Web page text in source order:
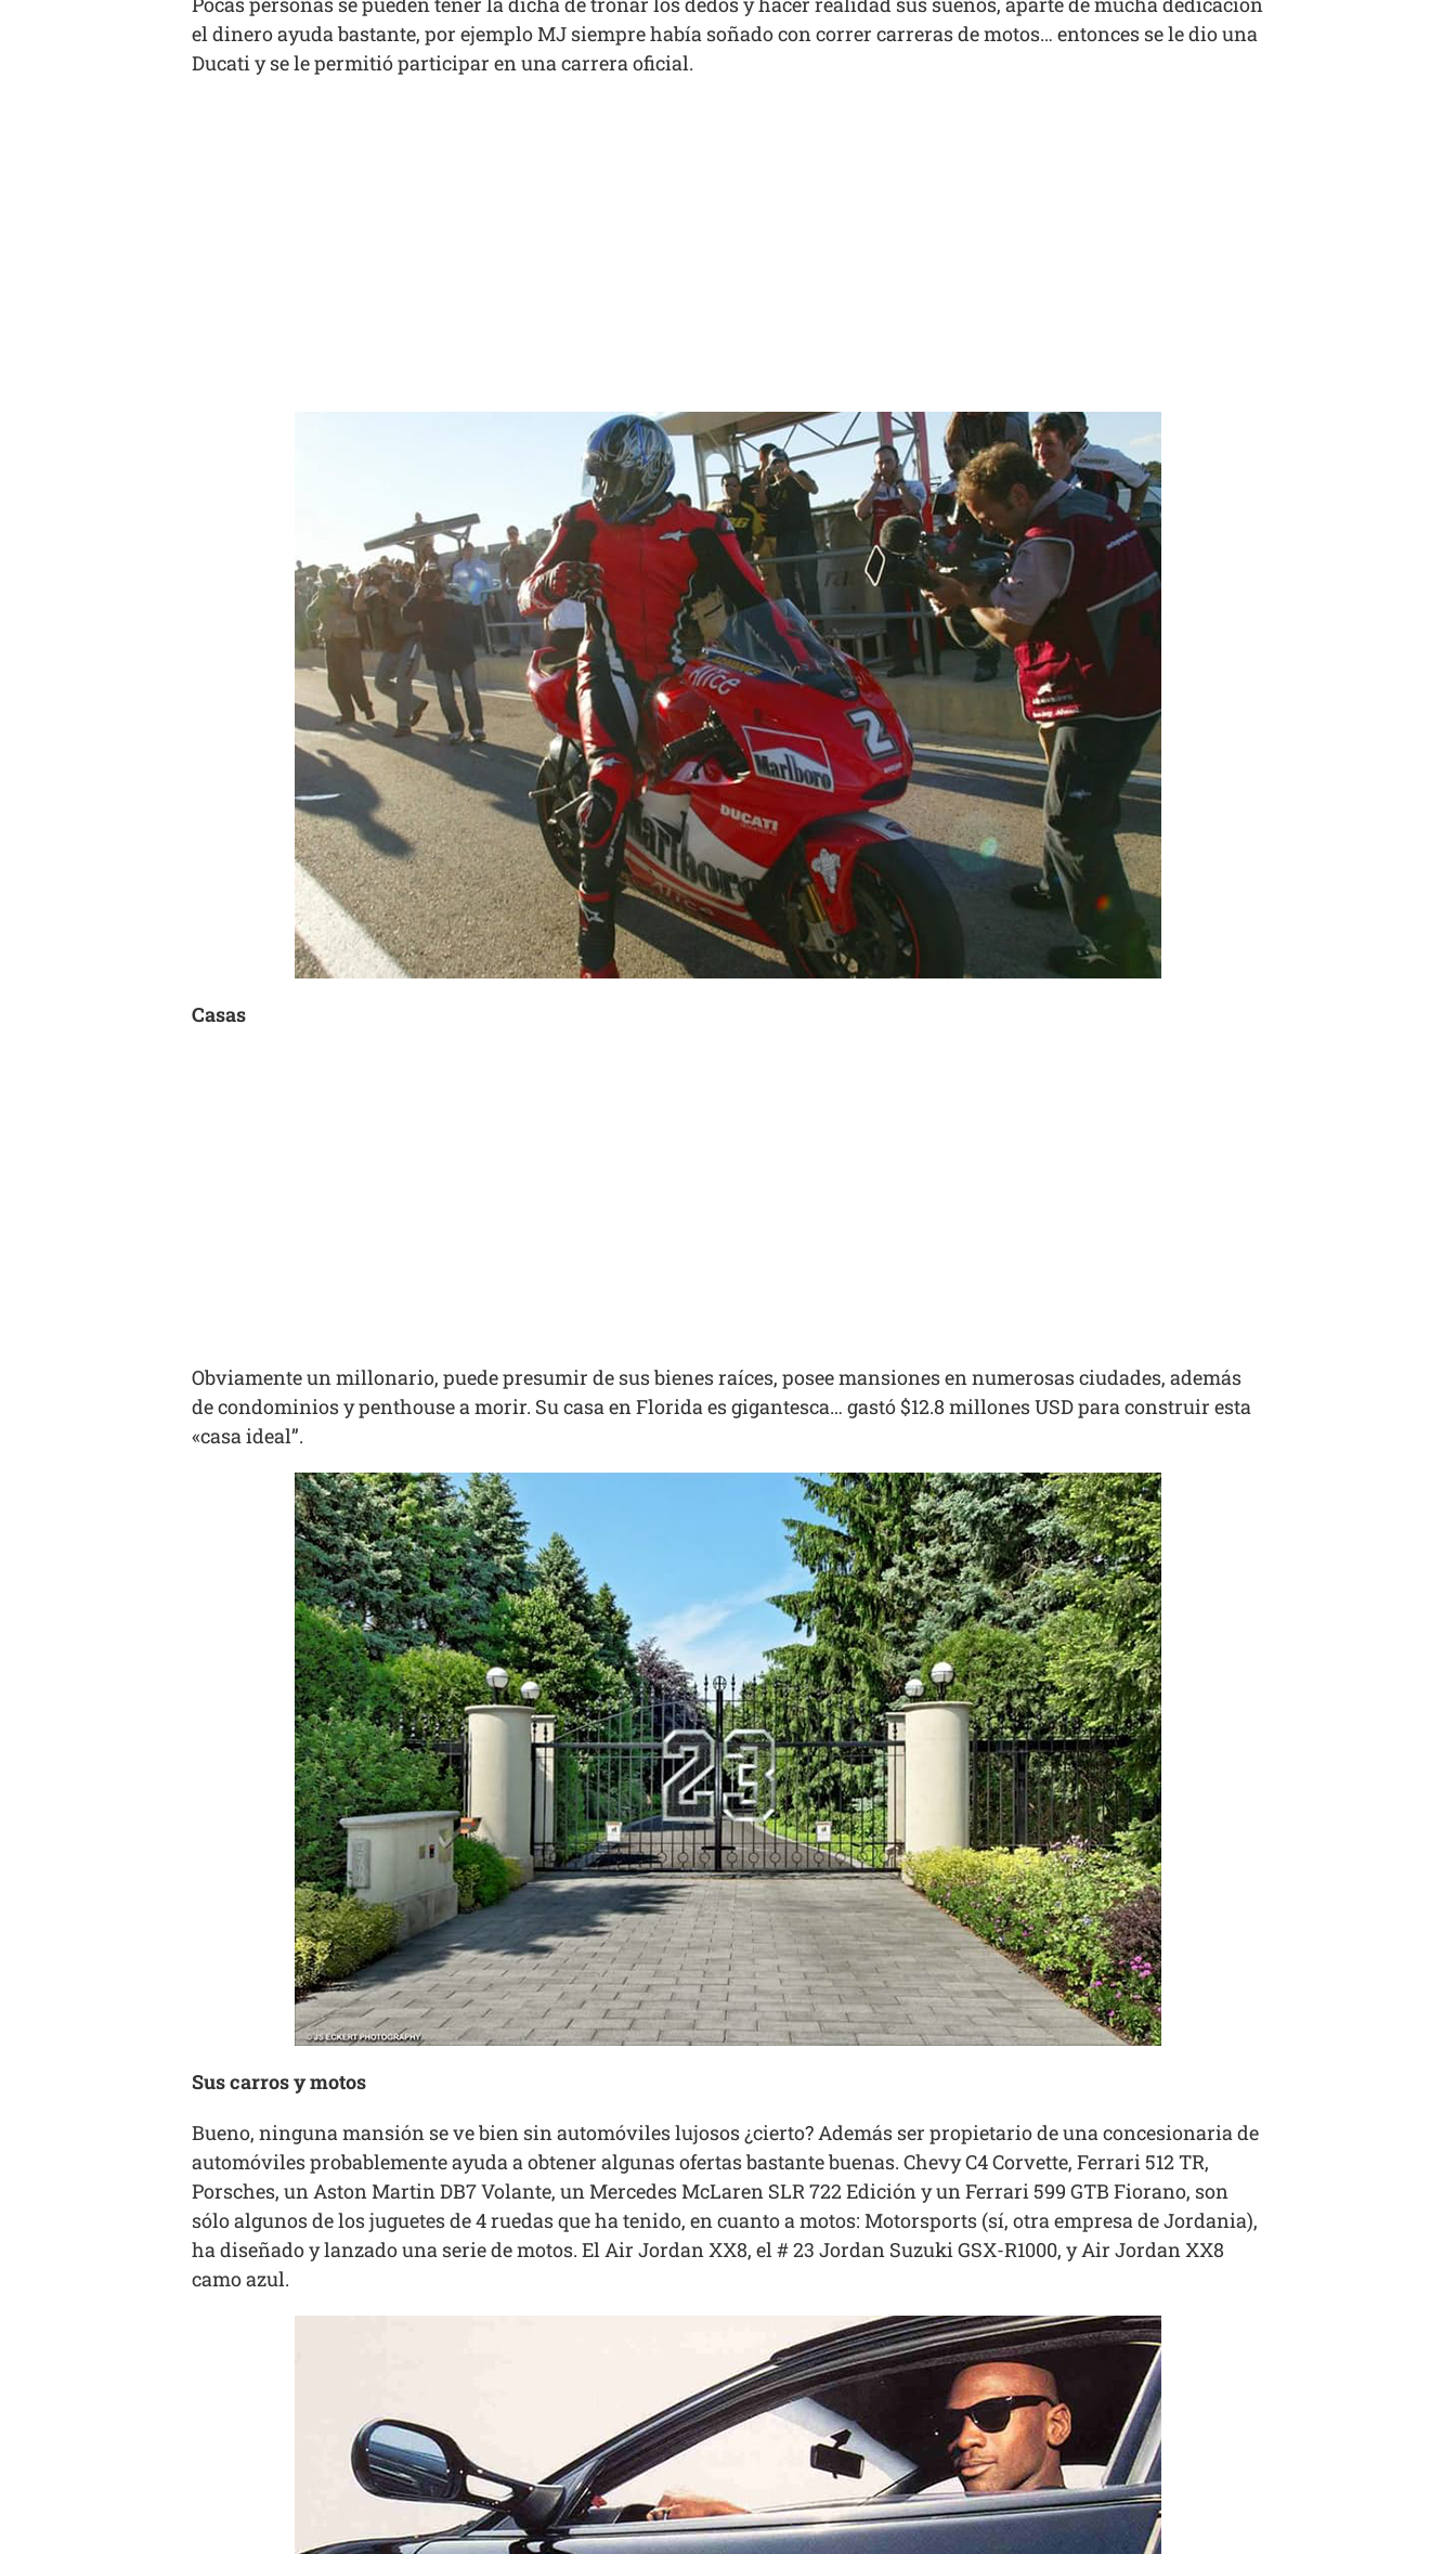
el dinero ayuda bastante, por ejemplo MJ siempre había soñado con correr carreras de motos… entonces se le dio una
Ducati y se le permitió participar en una carrera oficial.
Casas
Obviamente un millonario, puede presumir de sus bienes raíces, posee mansiones en numerosas ciudades, además
de condominios y penthouse a morir. Su casa en Florida es gigantesca… gastó $12.8 millones USD para construir esta
«casa ideal”.
Sus carros y motos
Bueno, ninguna mansión se ve bien sin automóviles lujosos ¿cierto? Además ser propietario de una concesionaria de
automóviles probablemente ayuda a obtener algunas ofertas bastante buenas. Chevy C4 Corvette, Ferrari 512 TR,
Porsches, un Aston Martin DB7 Volante, un Mercedes McLaren SLR 722 Edición y un Ferrari 599 GTB Fiorano, son
sólo algunos de los juguetes de 4 ruedas que ha tenido, en cuanto a motos: Motorsports (sí, otra empresa de Jordania),
ha diseñado y lanzado una serie de motos. El Air Jordan XX8, el # 23 Jordan Suzuki GSX-R1000, y Air Jordan XX8
camo azul.